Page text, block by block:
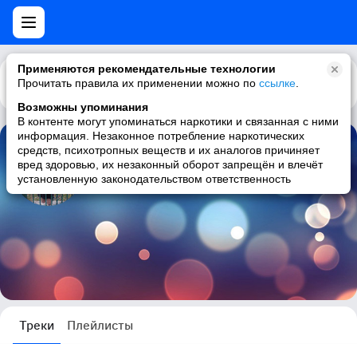
Применяются рекомендательные технологии
Прочитать правила их применении можно по ссылке
Возможны упоминания
В контенте могут упоминаться наркотики и связанная с ними
информация. Незаконное потребление наркотических
средств, психотропных веществ и их аналогов причиняет
вред здоровью, их незаконный оборот запрещён и влечёт
установленную законодательством ответственность
Каталог Рекомендации
Лэйл@ .
3 трека
Треки Плейлисты